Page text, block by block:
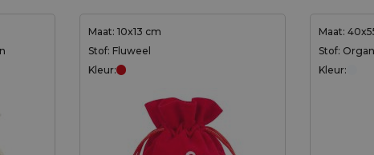
Maat: 10x13 cm
Stof: Fluweel
Kleur:
Maat:
Stof:
Kleur: